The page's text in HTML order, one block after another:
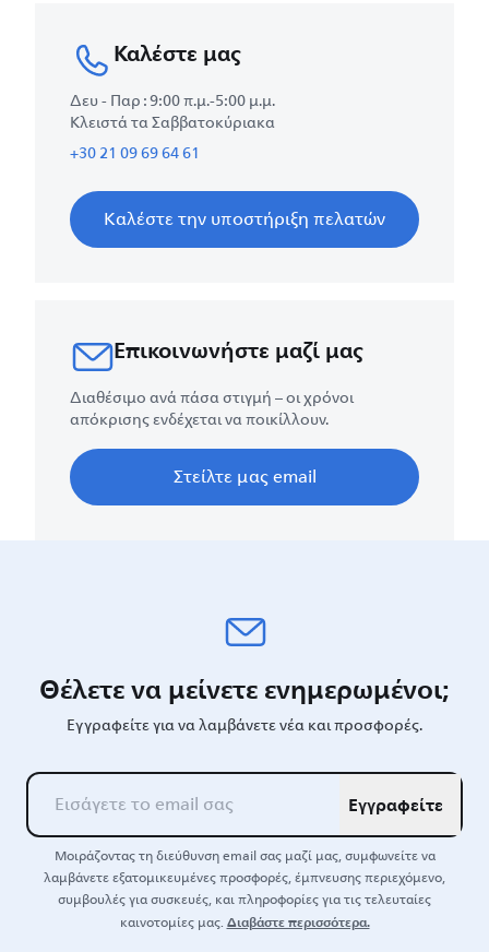
Καλέστε μας
Δευ - Παρ : 9:00 π.μ.-5:00 μ.μ.
Κλειστά τα Σαββατοκύριακα
+30 21 09 69 64 61
Καλέστε την υποστήριξη πελατών
Επικοινωνήστε μαζί μας
Διαθέσιμο ανά πάσα στιγμή – οι χρόνοι
απόκρισης ενδέχεται να ποικίλλουν.
Στείλτε μας email
Θέλετε να μείνετε ενημερωμένοι;
Εγγραφείτε για να λαμβάνετε νέα και προσφορές.
Εγγραφείτε
Μοιράζοντας τη διεύθυνση email σας μαζί μας, συμφωνείτε να
λαμβάνετε εξατομικευμένες προσφορές, έμπνευσης περιεχόμενο,
συμβουλές για συσκευές, και πληροφορίες για τις τελευταίες
καινοτομίες μας.Διαβάστε περισσότερα.